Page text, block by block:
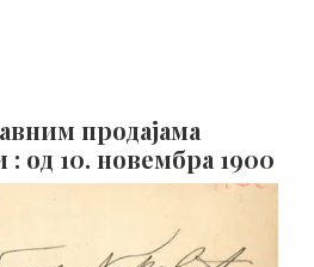
продајама
од 10. новембра 1900